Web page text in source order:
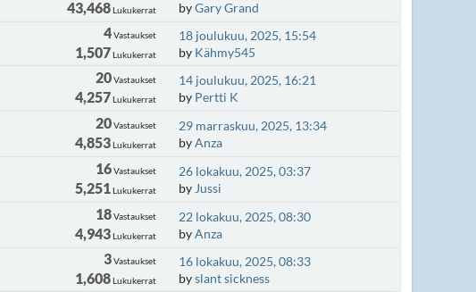
43,468Lukukerrat
byGary Grand
4Vastaukset
1,507Lukukerrat
18 joulukuu, 2025, 15:54
by Kähmy545
20Vastaukset
4,257Lukukerrat
14 joulukuu, 2025, 16:21
by Pertti K
20Vastaukset
4,853Lukukerrat
29 marraskuu, 2025, 13:34
byAnza
16Vastaukset
5,251Lukukerrat
26 lokakuu, 2025, 03:37
by Jussi
18Vastaukset
4,943Lukukerrat
22 lokakuu, 2025, 08:30
byAnza
3Vastaukset
1,608Lukukerrat
16 lokakuu, 2025, 08:33
byslant sickness